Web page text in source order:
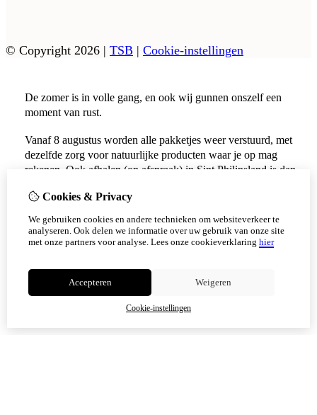
© Copyright 2026 | TSB | Cookie-instellingen
Cookies & Privacy
We gebruiken cookies en andere technieken om websiteverkeer te
analyseren. Ook delen we informatie over uw gebruik van onze site
met onze partners voor analyse. Lees onze cookieverklaring hier
Accepteren Weigeren
Cookie-instellingen
De zomer is in volle gang, en ook wij gunnen onszelf een
moment van rust.
Vanaf 8 augustus worden alle pakketjes weer verstuurd, met
dezelfde zorg voor natuurlijke producten waar je op mag
rekenen. Ook afhalen (op afspraak) in Sint Philipsland is dan
Vanaf 17 augustus zijn alle afhaalpunten (Tholen en
Scherpenisse) weer geopend.